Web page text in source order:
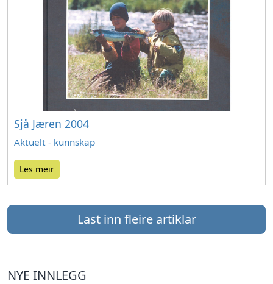
Sjå Jæren 2004
Aktuelt - kunnskap
Les meir
Last inn fleire artiklar
NYE INNLEGG